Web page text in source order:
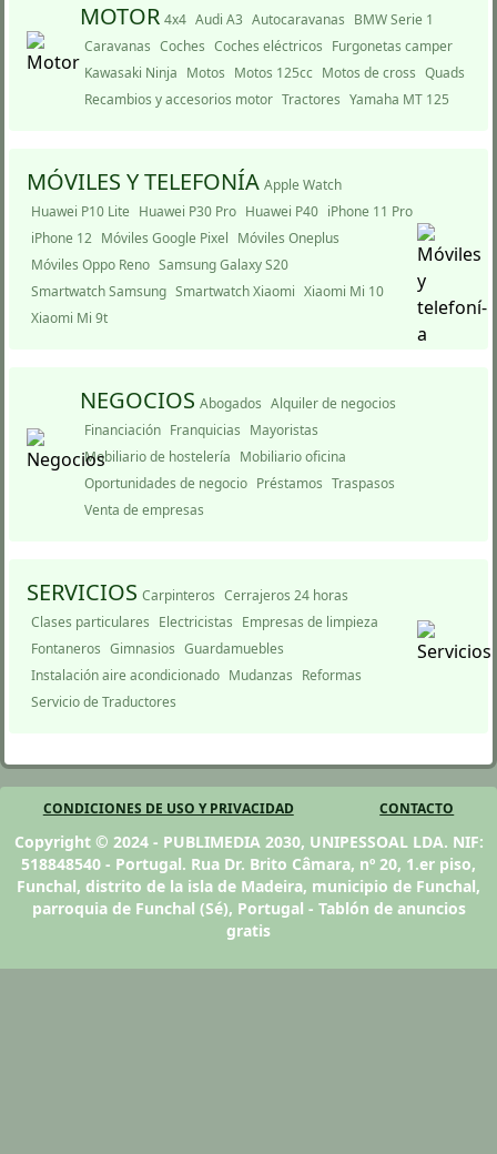
MOTOR 4x4 Audi A3 Autocaravanas BMW Serie 1
Caravanas Coches Coches eléctricos Furgonetas camper
Kawasaki Ninja Motos Motos 125cc Motos de cross Quads
Recambios y accesorios motor Tractores Yamaha MT 125
MÓVILES Y TELEFONÍ­A Apple Watch
Huawei P10 Lite Huawei P30 Pro Huawei P40 iPhone 11 Pro
iPhone 12 Móviles Google Pixel Móviles Oneplus
Móviles Oppo Reno Samsung Galaxy S20
Smartwatch Samsung Smartwatch Xiaomi Xiaomi Mi 10
Xiaomi Mi 9t
NEGOCIOS Abogados Alquiler de negocios
Financiación Franquicias Mayoristas
Mobiliario de hostelería Mobiliario oficina
Oportunidades de negocio Préstamos Traspasos
Venta de empresas
SERVICIOS Carpinteros Cerrajeros 24 horas
Clases particulares Electricistas Empresas de limpieza
Fontaneros Gimnasios Guardamuebles
Instalación aire acondicionado Mudanzas Reformas
Servicio de Traductores
CONDICIONES DE USO Y PRIVACIDAD CONTACTO
Copyright © 2024 - PUBLIMEDIA 2030, UNIPESSOAL LDA. NIF:
518848540 - Portugal. Rua Dr. Brito Câmara, nº 20, 1.er piso,
Funchal, distrito de la isla de Madeira, municipio de Funchal,
parroquia de Funchal (Sé), Portugal - Tablón de anuncios
gratis